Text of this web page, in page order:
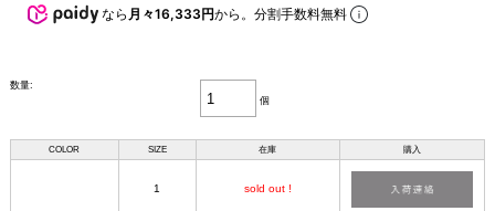
なら 月々16,333円から。分割手数料無料
数量:
個
COLOR SIZE 在庫 購入
1 sold out !